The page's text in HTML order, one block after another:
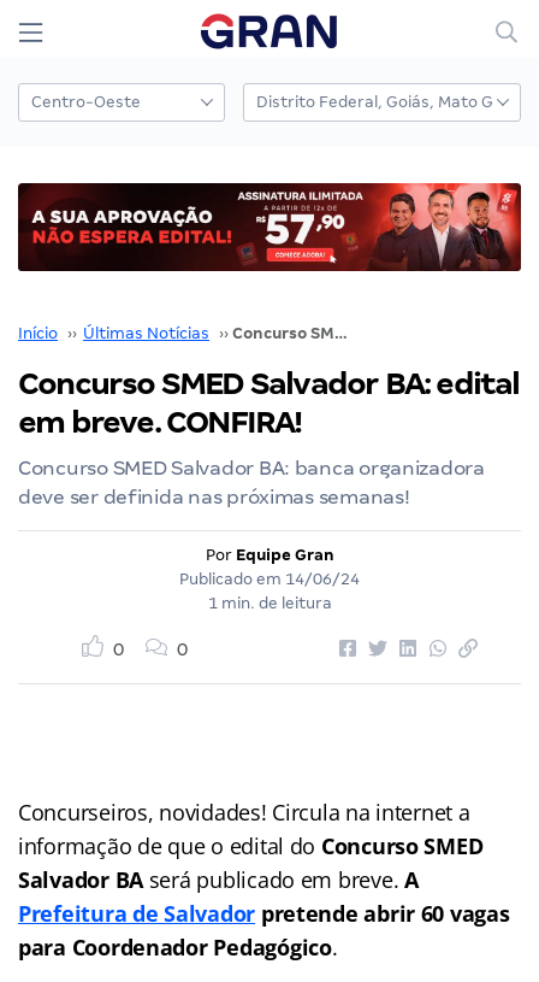
Início ›› Últimas Notícias ›› Concurso SMED Salvador BA: edital em breve. CONFIRA!
Concurso SMED Salvador BA: edital
em breve. CONFIRA!
Concurso SMED Salvador BA: banca organizadora
deve ser definida nas próximas semanas!
Por Equipe Gran
Publicado em 14/06/24
1 min. de leitura
0 0
Concurseiros, novidades! Circula na internet a
informação de que o edital do Concurso SMED
Salvador BAserá publicado em breve.A
Prefeitura de Salvador pretende abrir 60 vagas
para Coordenador Pedagógico.